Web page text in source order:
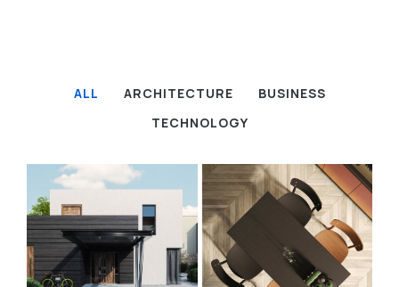
ALL ARCHITECTURE
BUSINESS
TECHNOLOGY